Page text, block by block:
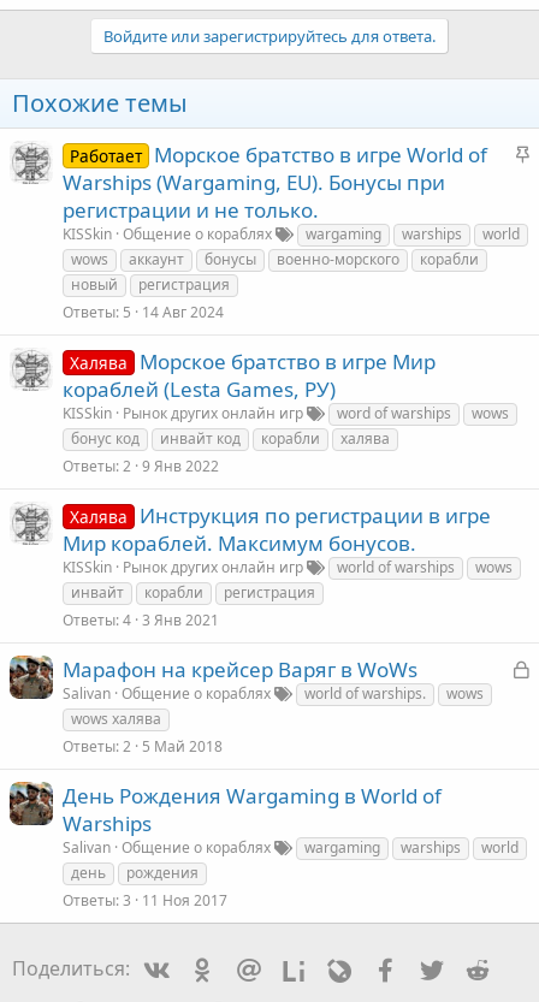
Войдите или зарегистрируйтесь для ответа.
Похожие темы
З
Работает Морское братство в игре World of
Warships (Wargaming, EU). Бонусы при
регистрации и не только.
KISSkin Общение о кораблях wargaming warships
world
wows
аккаунт бонусы военно-морского
корабли
новый
регистрация
Ответы 5 14 Авг 2024
Халява
Морское братство в игре Мир
кораблей (Lesta Games, РУ)
KISSkin Рынок других онлайн игр word of warships
wows
бонус код
инвайт код корабли
халява
Ответы 2 9 Янв 2022
Халява
Инструкция по регистрации в игре
Мир кораблей. Максимум бонусов.
KISSkin Рынок других онлайн игр world of warships
wows
инвайт
корабли
регистрация
Ответы 4 3 Янв 2021
З
Марафон на крейсер Варяг в WoWs
Salivan Общение о кораблях world of warships.
wows
wows халява
Ответы 2 5 Май 2018
День Рождения Wargaming в World of
Warships
Salivan Общение о кораблях wargaming warships
world
день
рождения
Ответы 3 11 Ноя 2017
Поделиться: VkontakteOdnoklassniki
Mail.ruLiveinternetLivejournalFacebook
Twitter